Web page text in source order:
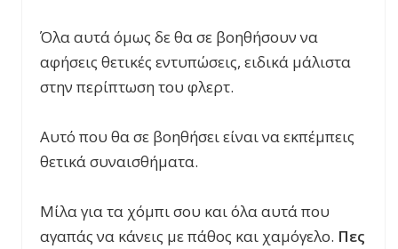
Όλα αυτά όμως δε θα σε βοηθήσουν να
αφήσεις θετικές εντυπώσεις, ειδικά μάλιστα
στην περίπτωση του φλερτ.
Αυτό που θα σε βοηθήσει είναι να εκπέμπεις
θετικά συναισθήματα.
Μίλα για τα χόμπι σου και όλα αυτά που
αγαπάς να κάνεις με πάθος και χαμόγελο. Πες